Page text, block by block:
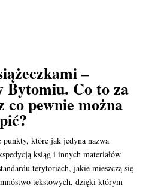
–
Bytomiu. Co to za
co pewnie można
punkty, które jak jedyna nazwa
ksiąg i innych materiałów
terytoriach, jakie mieszczą się
tekstowych, dzięki którym